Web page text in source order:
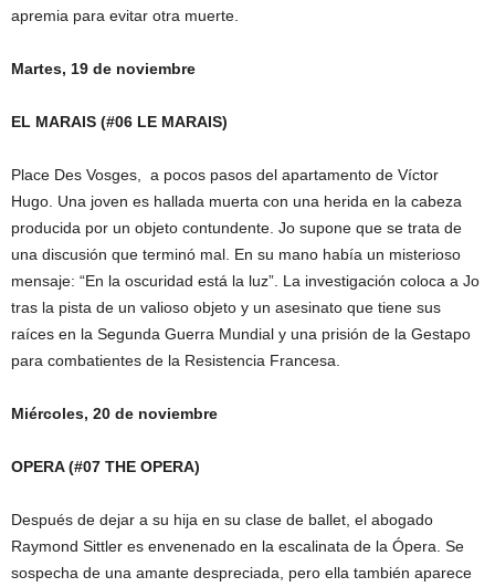
apremia para evitar otra muerte.
Martes, 19 de noviembre
EL MARAIS (#06 LE MARAIS)
Place Des Vosges, a pocos pasos del apartamento de Víctor
Hugo. Una joven es hallada muerta con una herida en la cabeza
producida por un objeto contundente. Jo supone que se trata de
una discusión que terminó mal. En su mano había un misterioso
mensaje: “En la oscuridad está la luz”. La investigación coloca a Jo
tras la pista de un valioso objeto y un asesinato que tiene sus
raíces en la Segunda Guerra Mundial y una prisión de la Gestapo
para combatientes de la Resistencia Francesa.
Miércoles, 20 de noviembre
OPERA (#07 THE OPERA)
Después de dejar a su hija en su clase de ballet, el abogado
Raymond Sittler es envenenado en la escalinata de la Ópera. Se
sospecha de una amante despreciada, pero ella también aparece